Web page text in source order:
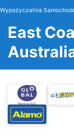
Wypożyczalnia
East